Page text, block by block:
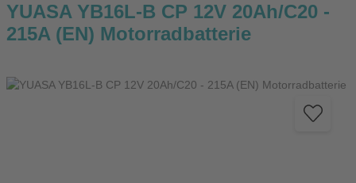
Durchschnittliche Bewertung von 0 von 5 Sternen
YUASA YB16L-B CP 12V 20Ah/C20 -
215A (EN) Motorradbatterie
Bildergalerie überspringen